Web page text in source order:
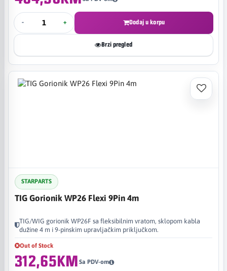
- + Dodaj u korpu
Brzi pregled
STARPARTS
TIG Gorionik WP26 Flexi 9Pin 4m
TIG/WIG gorionik WP26F sa fleksibilnim vratom, sklopom kabla
dužine 4 m i 9-pinskim upravljačkim priključkom.
Out of Stock
312,65KM Sa PDV-om